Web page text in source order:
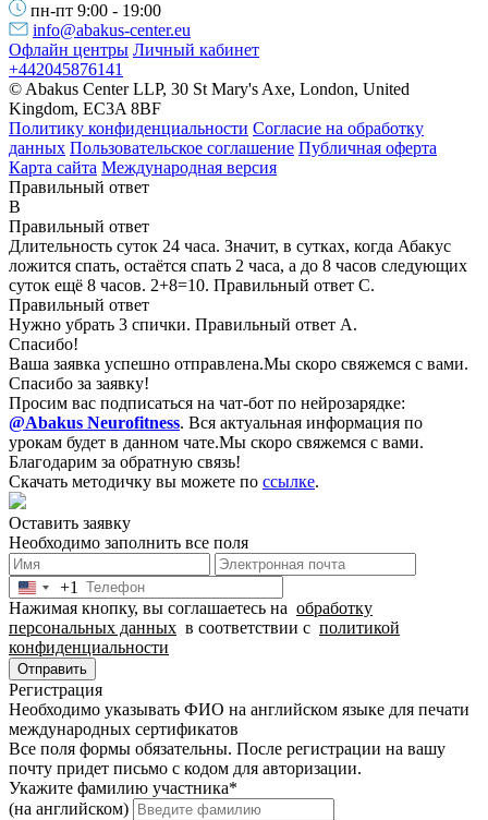
пн-пт 9:00 - 19:00
info@abakus-center.eu
Офлайн центры Личный кабинет
+442045876141
© Abakus Center LLP, 30 St Mary's Axe, London, United
Kingdom, EC3A 8BF
Политику конфиденциальности Согласие на обработку
данных Пользовательское соглашение Публичная оферта
Карта сайта Международная версия
Правильный ответ
B
Правильный ответ
Длительность суток 24 часа. Значит, в сутках, когда Абакус
ложится спать, остаётся спать 2 часа, а до 8 часов следующих
суток ещё 8 часов. 2+8=10. Правильный ответ С.
Правильный ответ
Нужно убрать 3 спички. Правильный ответ А.
Спасибо!
Ваша заявка успешно отправлена.Мы скоро свяжемся с вами.
Спасибо за заявку!
Просим вас подписаться на чат-бот по нейрозарядке:
@Abakus Neurofitness. Вся актуальная информация по
урокам будет в данном чате.Мы скоро свяжемся с вами.
Благодарим за обратную связь!
Скачать методичку вы можете по ссылке.
Оставить заявку
Необходимо заполнить все поля
United
States
+1
+1
Нажимая кнопку, вы соглашаетесь на обработку
персональных данных в соответствии с политикой
конфиденциальности
Отправить
Регистрация
Необходимо указывать ФИО на английском языке для печати
международных сертификатов
Все поля формы обязательны. После регистрации на вашу
почту придет письмо c кодом для авторизации.
Укажите фамилию участника*
(на английском)